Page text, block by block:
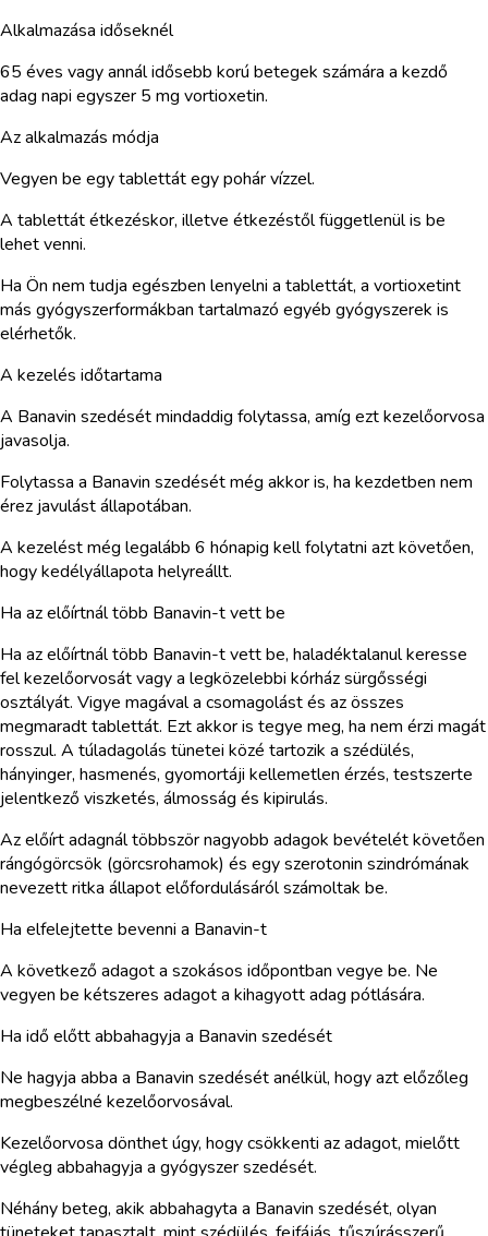
Alkalmazása időseknél
65 éves vagy annál idősebb korú betegek számára a kezdő
adag napi egyszer 5 mg vortioxetin.
Az alkalmazás módja
Vegyen be egy tablettát egy pohár vízzel.
A tablettát étkezéskor, illetve étkezéstől függetlenül is be
lehet venni.
Ha Ön nem tudja egészben lenyelni a tablettát, a vortioxetint
más gyógyszerformákban tartalmazó egyéb gyógyszerek is
elérhetők.
A kezelés időtartama
A Banavin szedését mindaddig folytassa, amíg ezt kezelőorvosa
javasolja.
Folytassa a Banavin szedését még akkor is, ha kezdetben nem
érez javulást állapotában.
A kezelést még legalább 6 hónapig kell folytatni azt követően,
hogy kedélyállapota helyreállt.
Ha az előírtnál több Banavin-t vett be
Ha az előírtnál több Banavin-t vett be, haladéktalanul keresse
fel kezelőorvosát vagy a legközelebbi kórház sürgősségi
osztályát. Vigye magával a csomagolást és az összes
megmaradt tablettát. Ezt akkor is tegye meg, ha nem érzi magát
rosszul. A túladagolás tünetei közé tartozik a szédülés,
hányinger, hasmenés, gyomortáji kellemetlen érzés, testszerte
jelentkező viszketés, álmosság és kipirulás.
Az előírt adagnál többször nagyobb adagok bevételét követően
rángógörcsök (görcsrohamok) és egy szerotonin szindrómának
nevezett ritka állapot előfordulásáról számoltak be.
Ha elfelejtette bevenni a Banavin-t
A következő adagot a szokásos időpontban vegye be. Ne
vegyen be kétszeres adagot a kihagyott adag pótlására.
Ha idő előtt abbahagyja a Banavin szedését
Ne hagyja abba a Banavin szedését anélkül, hogy azt előzőleg
megbeszélné kezelőorvosával.
Kezelőorvosa dönthet úgy, hogy csökkenti az adagot, mielőtt
végleg abbahagyja a gyógyszer szedését.
Néhány beteg, akik abbahagyta a Banavin szedését, olyan